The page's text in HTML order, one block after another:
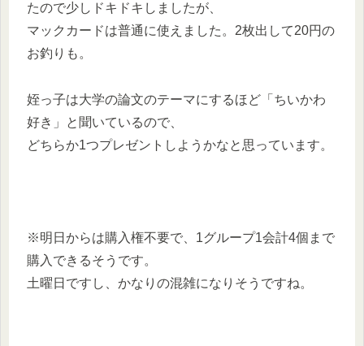
たので少しドキドキしましたが、
マックカードは普通に使えました。2枚出して20円の
お釣りも。
姪っ子は大学の論文のテーマにするほど「ちいかわ
好き」と聞いているので、
どちらか1つプレゼントしようかなと思っています。
※明日からは購入権不要で、1グループ1会計4個まで
購入できるそうです。
土曜日ですし、かなりの混雑になりそうですね。